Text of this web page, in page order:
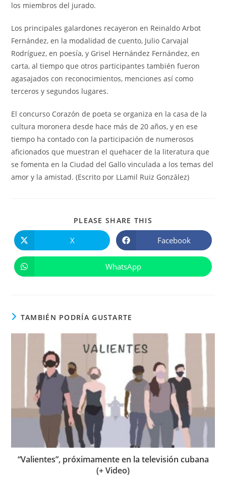
los miembros del jurado.
Los principales galardones recayeron en Reinaldo Arbot
Fernández, en la modalidad de cuento, Julio Carvajal
Rodríguez, en poesía, y Grisel Hernández Fernández, en
carta, al tiempo que otros participantes también fueron
agasajados con reconocimientos, menciones así como
terceros y segundos lugares.
El concurso Corazón de poeta se organiza en la casa de la
cultura moronera desde hace más de 20 años, y en ese
tiempo ha contado con la participación de numerosos
aficionados que muestran el quehacer de la literatura que
se fomenta en la Ciudad del Gallo vinculada a los temas del
amor y la amistad. (Escrito por LLamil Ruiz González)
PLEASE SHARE THIS
abre
en
ventana
X Se
abre
en
ventana
Facebook
Se
abre
WhatsApp
TAMBIÉN PODRÍA GUSTARTE
“Valientes”, próximamente en la televisión cubana
(+ Video)